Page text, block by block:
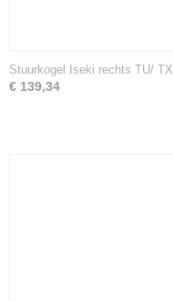
Stuurkogel Iseki rechts TU/ TX
€ 139,34